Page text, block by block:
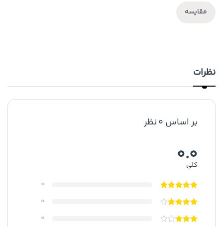
مقایسه
نظرات
بر اساس 0 نظر
0.0
کلی
0
0
0